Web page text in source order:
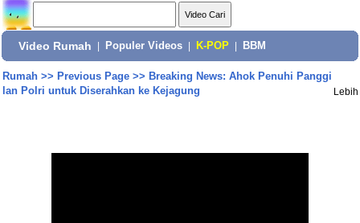
Video Rumah Populer Videos K-POP BBM
Rumah>> Previous Page>> Breaking News: Ahok Penuhi Panggi
lan Polri untuk Diserahkan ke Kejagung
Lebih